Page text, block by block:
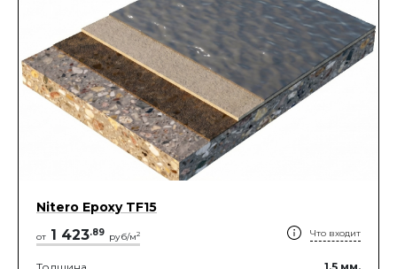
Nitero Epoxy TF15
от 1 423.89 руб/м2 Что входит
Толщина 1.5 мм.